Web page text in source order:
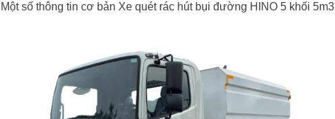
Một số thông tin cơ bản Xe quét rác hút bụi đường HINO 5 khối 5m3